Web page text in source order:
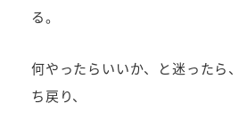
る。
何やったらいいか、と迷ったら
ち戻り、